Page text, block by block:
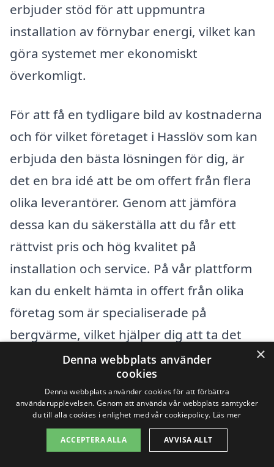
erbjuder stöd för att uppmuntra
installation av förnybar energi, vilket kan
göra systemet mer ekonomiskt
överkomligt.
För att få en tydligare bild av kostnaderna
och för vilket företaget i Hasslöv som kan
erbjuda den bästa lösningen för dig, är
det en bra idé att be om offert från flera
olika leverantörer. Genom att jämföra
dessa kan du säkerställa att du får ett
rättvist pris och hög kvalitet på
installation och service. På vår plattform
kan du enkelt hämta in offert från olika
företag som är specialiserade på
bergvärme, vilket hjälper dig att ta det
första steget mot en mer energieffektiv
och kostnadseffektiv uppvärmning av ditt
hem.
Få 3 erbjudanden, gratis och utan
×
Denna webbplats använder
cookies
Denna webbplats använder cookies för att förbättra
användarupplevelsen. Genom att använda vår webbplats samtycker
du till alla cookies i enlighet med vår cookiepolicy. Läs mer
ACCEPTERA ALLA AVVISA ALLT